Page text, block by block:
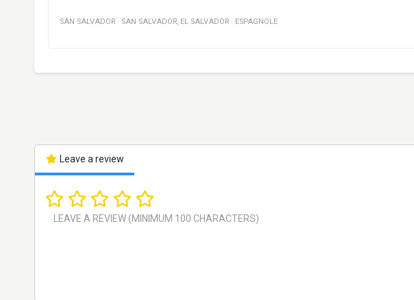
SAN SALVADOR · SAN SALVADOR, EL SALVADOR · ESPAGNOLE
Leave a review